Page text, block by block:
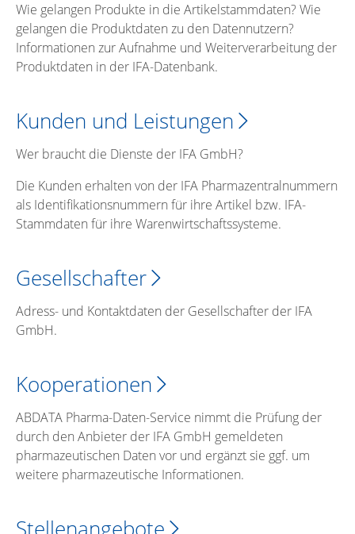
Wie gelangen Produkte in die Artikelstammdaten? Wie
gelangen die Produktdaten zu den Datennutzern?
Informationen zur Aufnahme und Weiterverarbeitung der
Produktdaten in der IFA-Datenbank.
Kunden und Leistungen
Wer braucht die Dienste der IFA GmbH?
Die Kunden erhalten von der IFA Pharmazentralnummern
als Identifikationsnummern für ihre Artikel bzw. IFA-
Stammdaten für ihre Warenwirtschaftssysteme.
Gesellschafter
Adress- und Kontaktdaten der Gesellschafter der IFA
GmbH.
Kooperationen
ABDATA Pharma-Daten-Service nimmt die Prüfung der
durch den Anbieter der IFA GmbH gemeldeten
pharmazeutischen Daten vor und ergänzt sie ggf. um
weitere pharmazeutische Informationen.